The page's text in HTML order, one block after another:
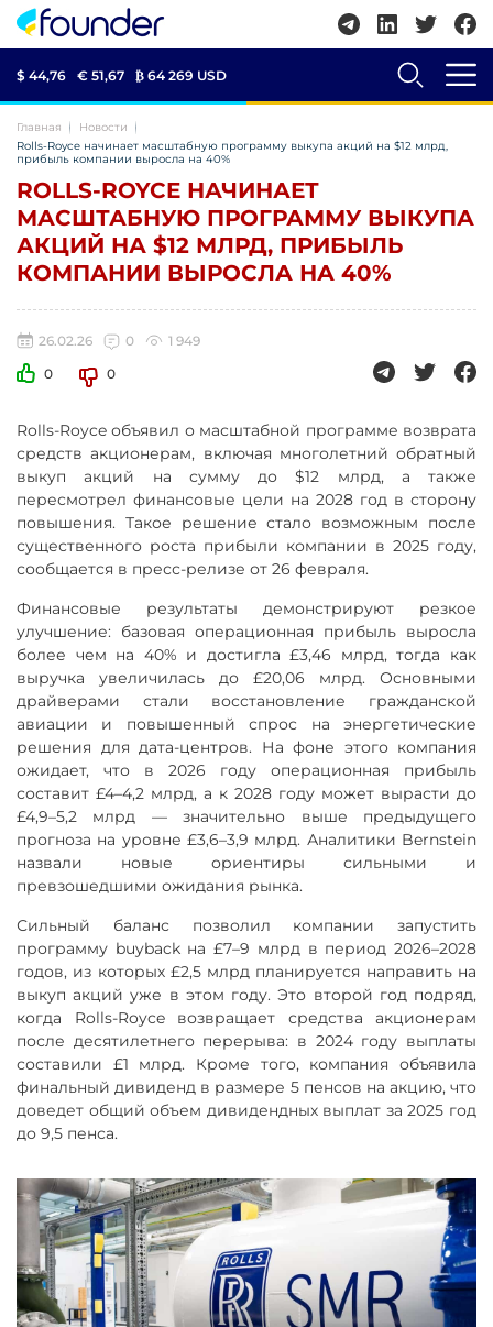
$ 44,76 € 51,67 ₿ 64 269 USD
Главная
Новости
Rolls-Royce начинает масштабную программу выкупа акций на $12 млрд,
прибыль компании выросла на 40%
ROLLS-ROYCE НАЧИНАЕТ
МАСШТАБНУЮ ПРОГРАММУ ВЫКУПА
АКЦИЙ НА $12 МЛРД, ПРИБЫЛЬ
КОМПАНИИ ВЫРОСЛА НА 40%
26.02.26 0
1 949
0
0
Rolls-Royce объявил о масштабной программе возврата
средств акционерам, включая многолетний обратный
выкуп акций на сумму до $12 млрд, а также
пересмотрел финансовые цели на 2028 год в сторону
повышения. Такое решение стало возможным после
существенного роста прибыли компании в 2025 году,
сообщается в пресс-релизе от 26 февраля.
Финансовые результаты демонстрируют резкое
улучшение: базовая операционная прибыль выросла
более чем на 40% и достигла £3,46 млрд, тогда как
выручка увеличилась до £20,06 млрд. Основными
драйверами стали восстановление гражданской
авиации и повышенный спрос на энергетические
решения для дата-центров. На фоне этого компания
ожидает, что в 2026 году операционная прибыль
составит £4–4,2 млрд, а к 2028 году может вырасти до
£4,9–5,2 млрд — значительно выше предыдущего
прогноза на уровне £3,6–3,9 млрд. Аналитики Bernstein
назвали новые ориентиры сильными и
превзошедшими ожидания рынка.
Сильный баланс позволил компании запустить
программу buyback на £7–9 млрд в период 2026–2028
годов, из которых £2,5 млрд планируется направить на
выкуп акций уже в этом году. Это второй год подряд,
когда Rolls-Royce возвращает средства акционерам
после десятилетнего перерыва: в 2024 году выплаты
составили £1 млрд. Кроме того, компания объявила
финальный дивиденд в размере 5 пенсов на акцию, что
доведет общий объем дивидендных выплат за 2025 год
до 9,5 пенса.